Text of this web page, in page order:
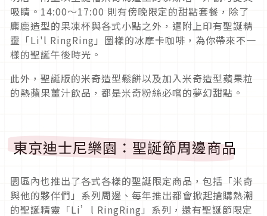
吸睛。14:00～17:00 則有傍晚限定的甜點套餐，除了
麋鹿造型的果凍杯與各式小點之外，還附上印有聖誕精
靈「Li'l RingRing」圖樣的冰摩卡咖啡，為你帶來不一
樣的聖誕午後時光。
此外，聖誕版的米奇造型鬆餅以及加入米奇造型蘋果粒
的熱蘋果薑汁飲品，都是米奇粉絲必嚐的夢幻甜點。
東京迪士尼樂園：聖誕節周邊商品
園區內也推出了各式各樣的聖誕限定商品，包括「米奇
與他的夥伴們」系列周邊、每年推出都會掀起搶購熱潮
的聖誕精靈「Li’l RingRing」系列，還有聖誕節限定